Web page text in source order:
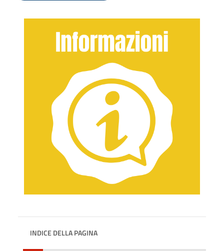
INDICE DELLA PAGINA